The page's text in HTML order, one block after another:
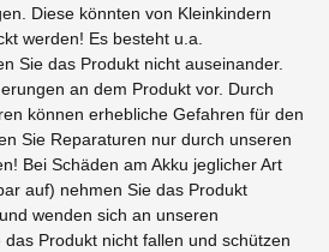
Diese könnten von Kleinkindern
werden! Es besteht u.a.
Sie das Produkt nicht auseinander.
an dem Produkt vor. Durch
können erhebliche Gefahren für den
Sie Reparaturen nur durch unseren
Bei Schäden am Akku jeglicher Art
auf) nehmen Sie das Produkt
wenden sich an unseren
Produkt nicht fallen und schützen